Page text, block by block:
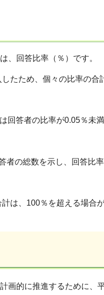
回答比率（％）です。
たため、個々の比率の合
回答者の比率が0.05％未
の総数を示し、回答比
は、100％を超える場合が
画的に推進するために、